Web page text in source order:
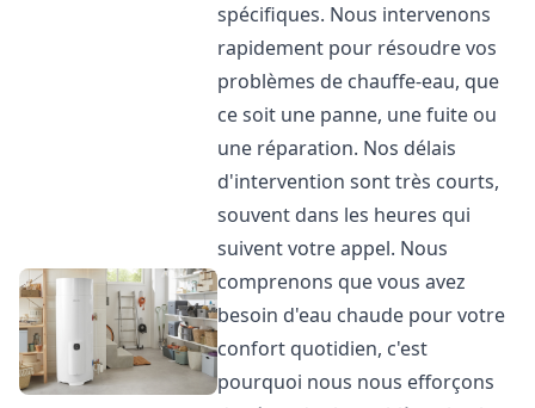
spécifiques. Nous intervenons
rapidement pour résoudre vos
problèmes de chauffe-eau, que
ce soit une panne, une fuite ou
une réparation. Nos délais
d'intervention sont très courts,
souvent dans les heures qui
suivent votre appel. Nous
comprenons que vous avez
besoin d'eau chaude pour votre
confort quotidien, c'est
pourquoi nous nous efforçons